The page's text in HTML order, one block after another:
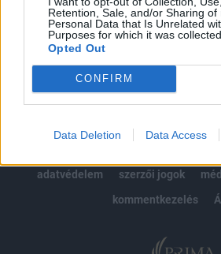
Retention, Sale, and/or Sharing of
Personal Data that Is Unrelated
Purposes for which it was collected.
Opted Out
CONFIRM
Data Deletion Data Access
adatvédelem
szerzői jogok
kommentkezelés